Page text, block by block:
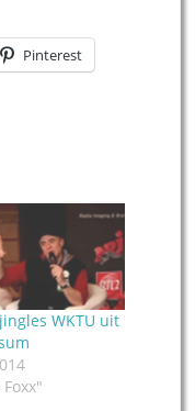
Pinterest
WKTU uit